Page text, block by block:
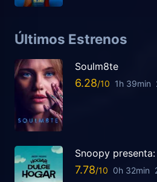
Últimos Estrenos
Soulm8te
6.28 1h 39min
Snoopy
7.78 0h 32min